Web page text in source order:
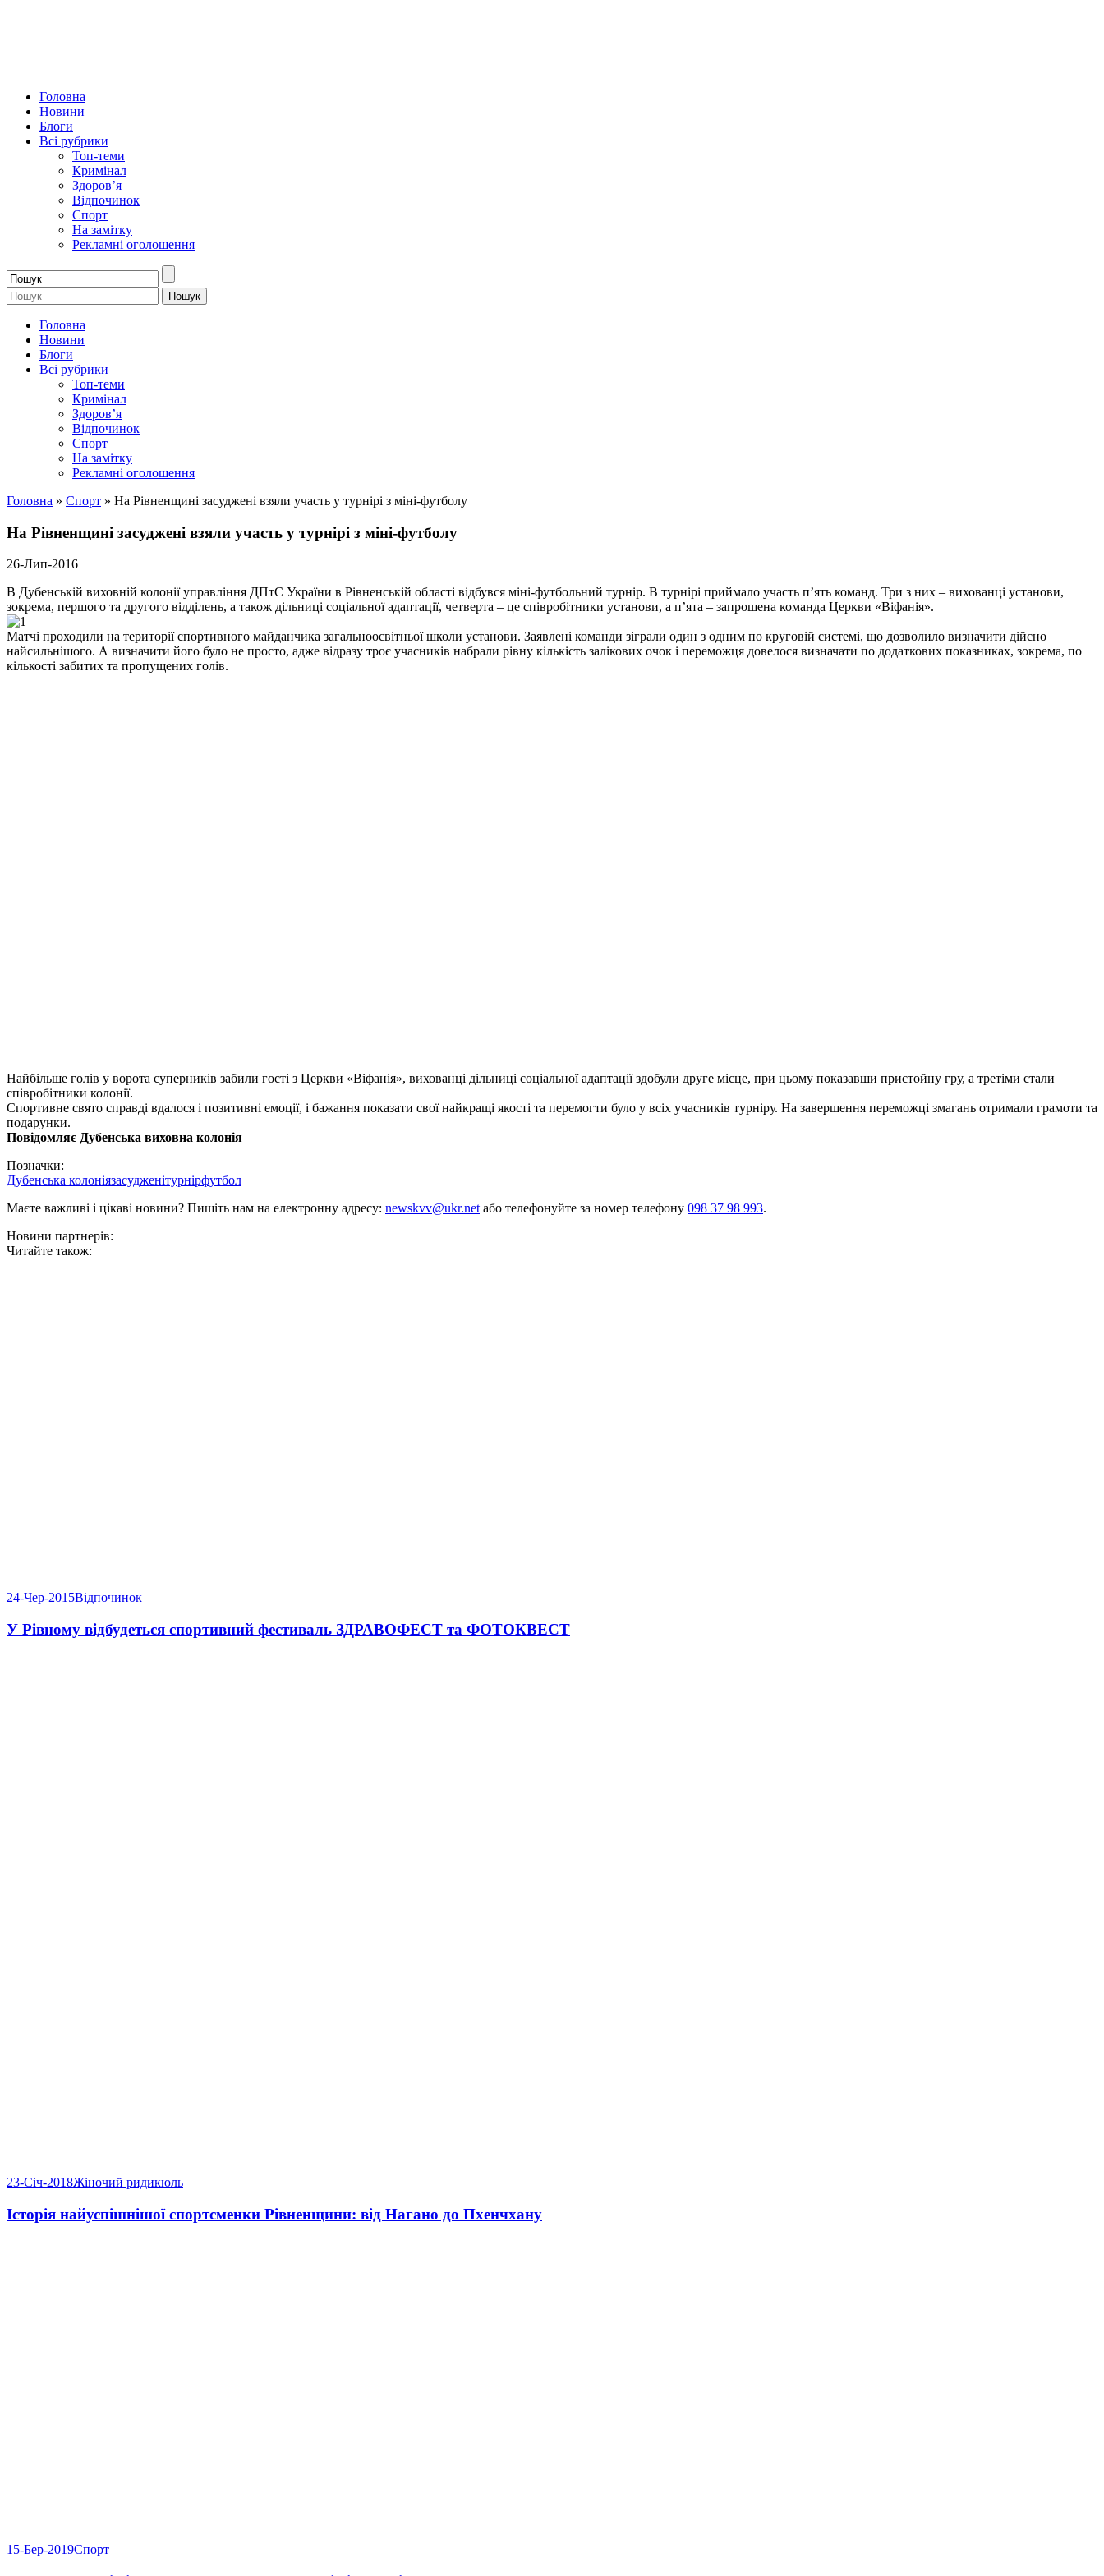
Головна
Новини
Блоги
Всі рубрики
Топ-теми
Кримінал
Здоров’я
Відпочинок
Спорт
На замітку
Рекламні оголошення
Головна
Новини
Блоги
Всі рубрики
Топ-теми
Кримінал
Здоров’я
Відпочинок
Спорт
На замітку
Рекламні оголошення
Головна » Спорт » На Рівненщині засуджені взяли участь у турнірі з міні-футболу
На Рівненщині засуджені взяли участь у турнірі з міні-футболу
26-Лип-2016
В Дубенській виховній колонії управління ДПтС України в Рівненській області відбувся міні-футбольний турнір. В турнірі приймало участь п’ять команд. Три з них – вихованці установи,
зокрема, першого та другого відділень, а також дільниці соціальної адаптації, четверта – це співробітники установи, а п’ята – запрошена команда Церкви «Віфанія».
Матчі проходили на території спортивного майданчика загальноосвітньої школи установи. Заявлені команди зіграли один з одним по круговій системі, що дозволило визначити дійсно
найсильнішого. А визначити його було не просто, адже відразу троє учасників набрали рівну кількість залікових очок і переможця довелося визначати по додаткових показниках, зокрема, по
кількості забитих та пропущених голів.
Найбільше голів у ворота суперників забили гості з Церкви «Віфанія», вихованці дільниці соціальної адаптації здобули друге місце, при цьому показавши пристойну гру, а третіми стали
співробітники колонії.
Спортивне свято справді вдалося і позитивні емоції, і бажання показати свої найкращі якості та перемогти було у всіх учасників турніру. На завершення переможці змагань отримали грамоти та
подарунки.
Повідомляє Дубенська виховна колонія
Позначки:
Дубенська колоніязасудженітурнірфутбол
Маєте важливі і цікаві новини? Пишіть нам на електронну адресу: newskvv@ukr.netабо телефонуйте за номер телефону 098 37 98 993.
Новини партнерів:
Читайте також:
24-Чер-2015Відпочинок
У Рівному відбудеться спортивний фестиваль ЗДРАВОФЕСТ та ФОТОКВЕСТ
23-Січ-2018Жіночий ридикюль
Історія найуспішнішої спортсменки Рівненщини: від Нагано до Пхенчхану
15-Бер-2019Спорт